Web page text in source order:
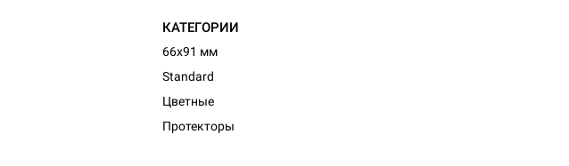
КАТЕГОРИИ
66x91 мм
Standard
Цветные
Протекторы
Настольная игра Hobby World Монстры